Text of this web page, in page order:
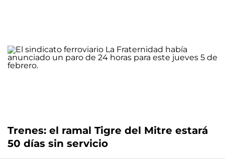
Trenes: el ramal Tigre del Mitre estará
50 días sin servicio